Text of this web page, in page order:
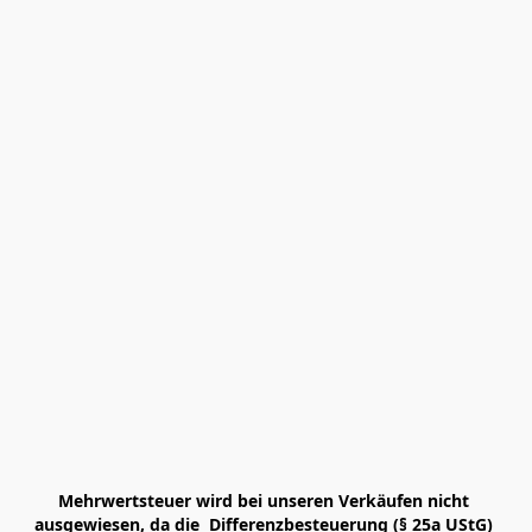
Mehrwertsteuer wird bei unseren Verkäufen nicht
ausgewiesen, da die  Differenzbesteuerung (§ 25a UStG)